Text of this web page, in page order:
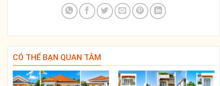
CÓ THỂ BẠN QUAN TÂM